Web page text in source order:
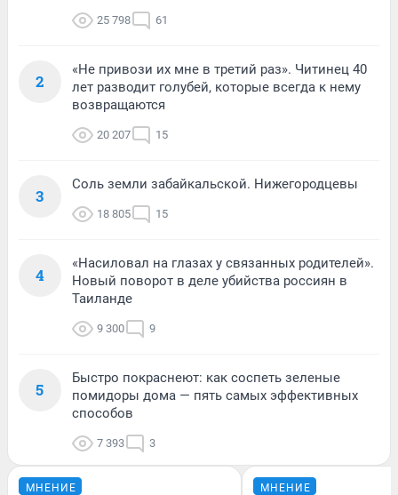
25 798 61
2
«Не привози их мне в третий раз». Читинец 40
лет разводит голубей, которые всегда к нему
возвращаются
20 207 15
3
Соль земли забайкальской. Нижегородцевы
18 805 15
4
«Насиловал на глазах у связанных родителей».
Новый поворот в деле убийства россиян в
Таиланде
9 300 9
5
Быстро покраснеют: как соспеть зеленые
помидоры дома — пять самых эффективных
способов
7 393 3
МНЕНИЕ МНЕНИЕ